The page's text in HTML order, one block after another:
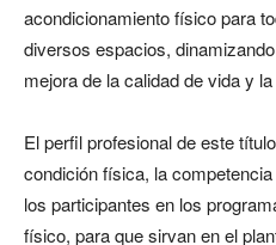
acondicionamiento físico para
diversos espacios,
mejora de la calidad de vida y
El perfil profesional de este
condición física, la
los participantes en los
físico, para que sirvan en el